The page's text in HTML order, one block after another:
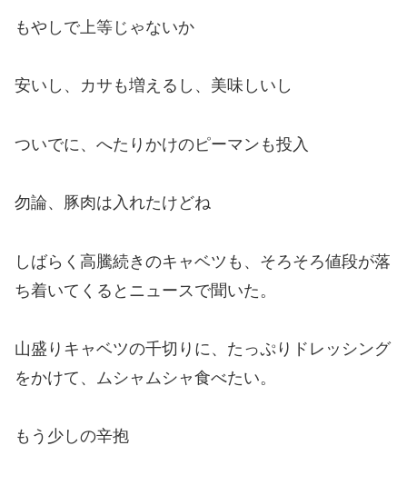
もやしで上等じゃないか
安いし、カサも増えるし、美味しいし
ついでに、へたりかけのピーマンも投入
勿論、豚肉は入れたけどね
しばらく高騰続きのキャベツも、そろそろ値段が落
ち着いてくるとニュースで聞いた。
山盛りキャベツの千切りに、たっぷりドレッシング
をかけて、ムシャムシャ食べたい。
もう少しの辛抱